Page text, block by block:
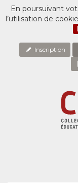
En poursuivant
l’utilisation de
Inscription